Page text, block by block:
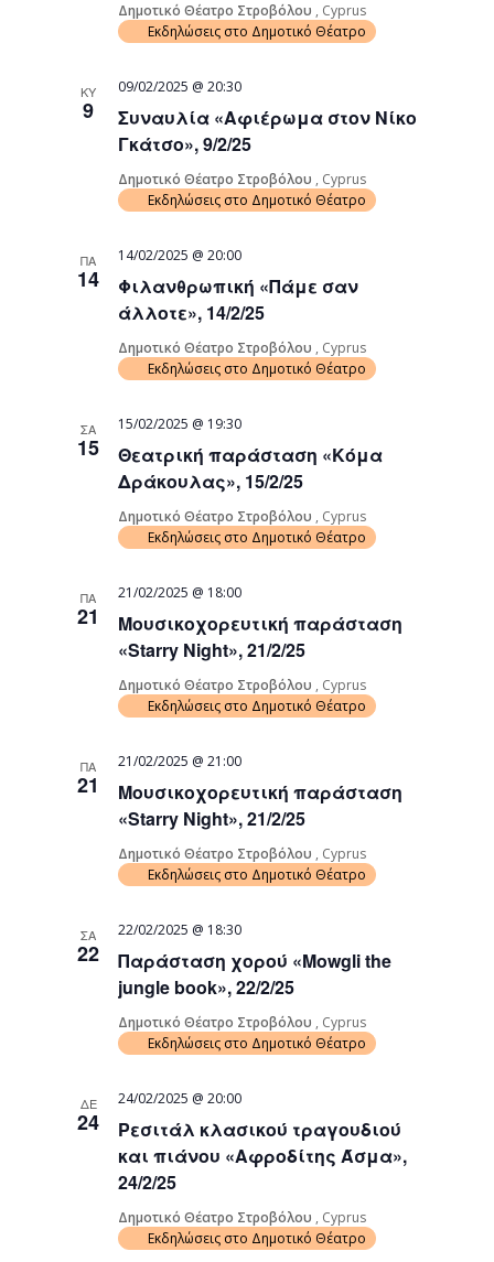
Δημοτικό Θέατρο Στροβόλου , Cyprus
Εκδηλώσεις στο Δημοτικό Θέατρο
ΚΥ
9
Συναυλία «Αφιέρωμα στον Νίκο
Γκάτσο», 9/2/25
09/02/2025 @ 20:30
Δημοτικό Θέατρο Στροβόλου , Cyprus
Εκδηλώσεις στο Δημοτικό Θέατρο
ΠΑ
14
Φιλανθρωπική «Πάμε σαν
άλλοτε», 14/2/25
14/02/2025 @ 20:00
Δημοτικό Θέατρο Στροβόλου , Cyprus
Εκδηλώσεις στο Δημοτικό Θέατρο
ΣΑ
15
Θεατρική παράσταση «Κόμα
Δράκουλας», 15/2/25
15/02/2025 @ 19:30
Δημοτικό Θέατρο Στροβόλου , Cyprus
Εκδηλώσεις στο Δημοτικό Θέατρο
ΠΑ
21
Μουσικοχορευτική παράσταση
«Starry Night», 21/2/25
21/02/2025 @ 18:00
Δημοτικό Θέατρο Στροβόλου , Cyprus
Εκδηλώσεις στο Δημοτικό Θέατρο
ΠΑ
21
Μουσικοχορευτική παράσταση
«Starry Night», 21/2/25
21/02/2025 @ 21:00
Δημοτικό Θέατρο Στροβόλου , Cyprus
Εκδηλώσεις στο Δημοτικό Θέατρο
ΣΑ
22
Παράσταση χορού «Mowgli the
jungle book», 22/2/25
22/02/2025 @ 18:30
Δημοτικό Θέατρο Στροβόλου , Cyprus
Εκδηλώσεις στο Δημοτικό Θέατρο
ΔΕ
24
Ρεσιτάλ κλασικού τραγουδιού
και πιάνου «Αφροδίτης Άσμα»,
24/2/25
24/02/2025 @ 20:00
Δημοτικό Θέατρο Στροβόλου , Cyprus
Εκδηλώσεις στο Δημοτικό Θέατρο